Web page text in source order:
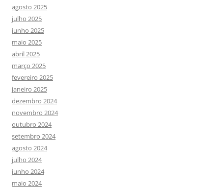
agosto 2025
julho 2025
junho 2025
maio 2025
abril 2025
março 2025
fevereiro 2025
janeiro 2025
dezembro 2024
novembro 2024
outubro 2024
setembro 2024
agosto 2024
julho 2024
junho 2024
maio 2024